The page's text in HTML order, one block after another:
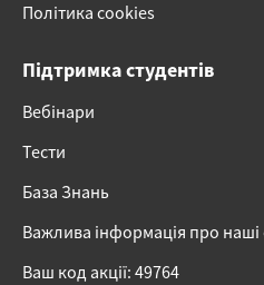
Політика cookies
Підтримка студентів
Вебінари
Тести
База Знань
Важлива інформація про
Ваш код акції: 49764